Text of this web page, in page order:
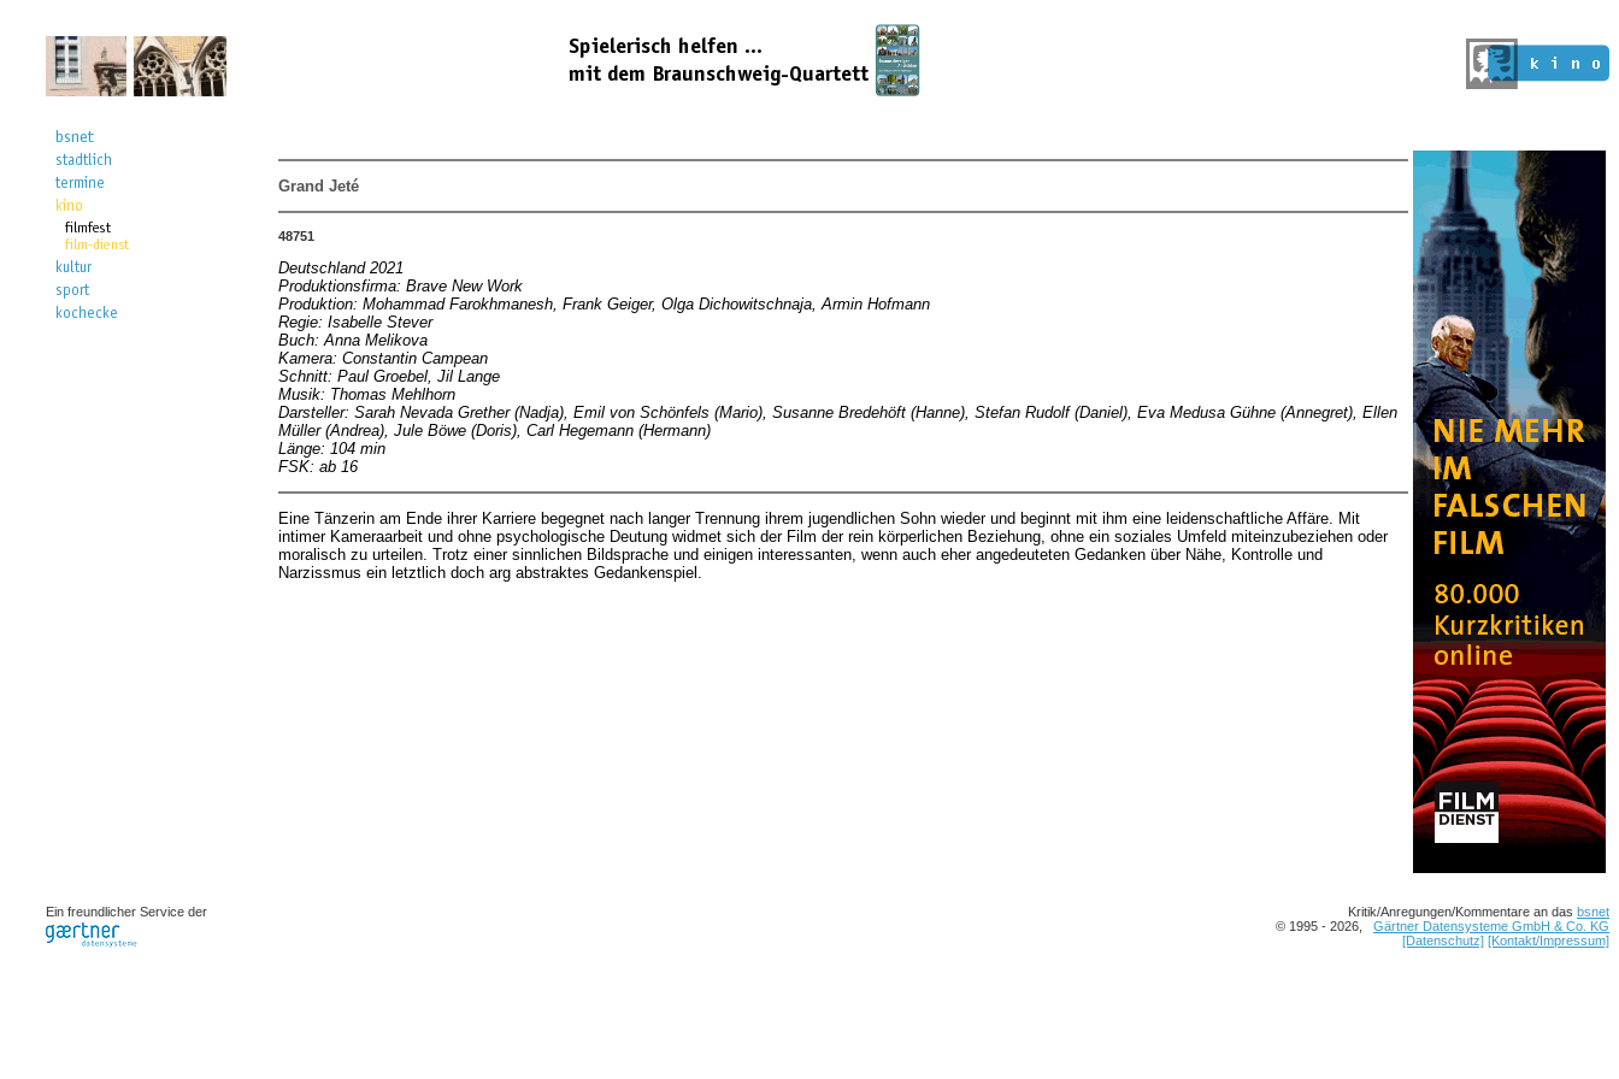
Grand Jeté
48751
Deutschland 2021
Produktionsfirma: Brave New Work
Produktion: Mohammad Farokhmanesh, Frank Geiger, Olga Dichowitschnaja, Armin Hofmann
Regie: Isabelle Stever
Buch: Anna Melikova
Kamera: Constantin Campean
Schnitt: Paul Groebel, Jil Lange
Musik: Thomas Mehlhorn
Darsteller: Sarah Nevada Grether (Nadja), Emil von Schönfels (Mario), Susanne Bredehöft (Hanne), Stefan Rudolf (Daniel), Eva Medusa Gühne (Annegret), Ellen
Müller (Andrea), Jule Böwe (Doris), Carl Hegemann (Hermann)
Länge: 104 min
FSK: ab 16
Eine Tänzerin am Ende ihrer Karriere begegnet nach langer Trennung ihrem jugendlichen Sohn wieder und beginnt mit ihm eine leidenschaftliche Affäre. Mit
intimer Kameraarbeit und ohne psychologische Deutung widmet sich der Film der rein körperlichen Beziehung, ohne ein soziales Umfeld miteinzubeziehen oder
moralisch zu urteilen. Trotz einer sinnlichen Bildsprache und einigen interessanten, wenn auch eher angedeuteten Gedanken über Nähe, Kontrolle und
Narzissmus ein letztlich doch arg abstraktes Gedankenspiel.
Ein freundlicher Service der Kritik/Anregungen/Kommentare an das bsnet
© 1995 - 2026, Gärtner Datensysteme GmbH & Co. KG
[Datenschutz] [Kontakt/Impressum]